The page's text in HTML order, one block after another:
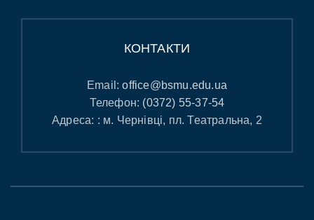
КОНТАКТИ
Email:office@bsmu.edu.ua
Телефон: (0372) 55-37-54
Адреса: : м. Чернівці, пл. Театральна, 2